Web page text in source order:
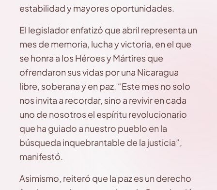
estabilidad y mayores oportunidades.
El legislador enfatizó que abril representa un
mes de memoria, lucha y victoria, en el que
se honra a los Héroes y Mártires que
ofrendaron sus vidas por una Nicaragua
libre, soberana y en paz. “Este mes no solo
nos invita a recordar, sino a revivir en cada
uno de nosotros el espíritu revolucionario
que ha guiado a nuestro pueblo en la
búsqueda inquebrantable de la justicia”,
manifestó.
Asimismo, reiteró que la paz es un derecho